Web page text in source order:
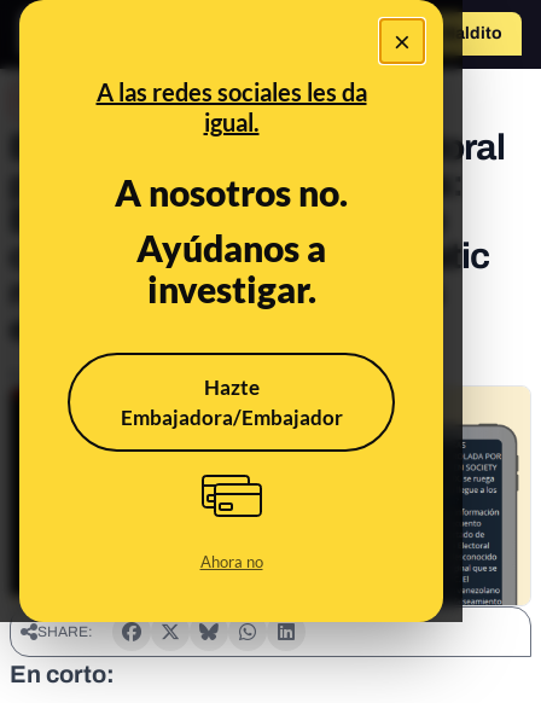
×
A las redes sociales les da
igual.
A nosotros no.
Ayúdanos a
investigar.
Hazte
Embajadora/Embajador
Ahora no
Hazte Maldito
El bulo del pucherazo electoral
por traslado digital de votos:
España no usa software de
conteo de votos y Smartmatic
no presta servicio en estas
elecciones
Publicado el
SHARE:
En corto: